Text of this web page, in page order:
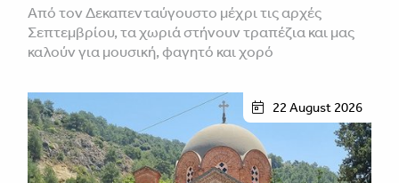
Από τον Δεκαπενταύγουστο μέχρι τις αρχές
Σεπτεμβρίου, τα χωριά στήνουν τραπέζια και μας
καλούν για μουσική, φαγητό και χορό
22 August 2026